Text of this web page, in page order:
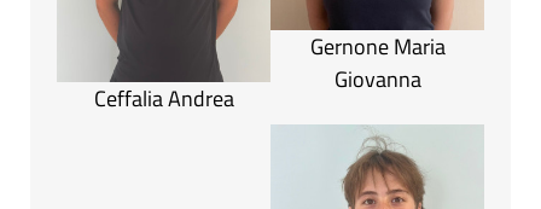
Ceffalia Andrea
Gernone Maria
Giovanna